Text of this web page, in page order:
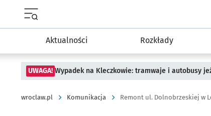
Aktualności Rozkłady
UWAGA! Wypadek na Kleczkowie: tramwaje i autobusy
wroclaw.pl Komunikacja